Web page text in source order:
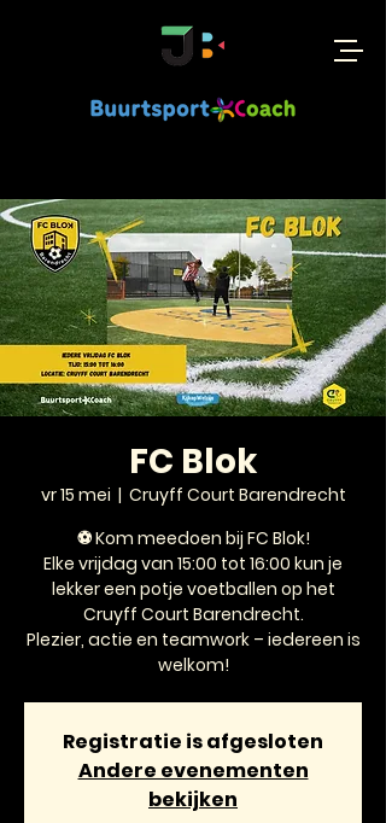
FC Blok
vr 15 mei
  |
Cruyff Court Barendrecht
⚽ Kom meedoen bij FC Blok!
Elke vrijdag van 15:00 tot 16:00 kun je
lekker een potje voetballen op het
Cruyff Court Barendrecht.
Plezier, actie en teamwork – iedereen is
welkom!
Registratie is afgesloten
Andere evenementen
bekijken